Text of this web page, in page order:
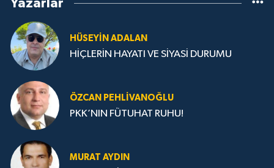
Yazarlar
HÜSEYIN ADALAN
HİÇLERİN HAYATI VE SİYASİ DURUMU
ÖZCAN PEHLIVANOĞLU
PKK’NIN FÜTUHAT RUHU!
MURAT AYDIN